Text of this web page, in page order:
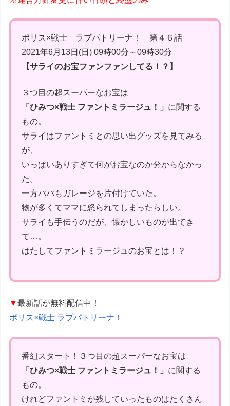
ポリス×戦士 ラブパトリーナ！ 第４６話
2021年6月13日(日) 09時00分～09時30分
【サライのお宝ファンファンしてる！？】
３つ目の超スーパーなお宝は
「ひみつ×戦士 ファントミラージュ！」 に関する
もの。
サライはファントミとの思い出グッズを見てみる
が、
いっぱいありすぎて何がお宝なのか分からなかっ
た。
一方パパもガレージを片付けていた。
物が多くてママに怒られてしまったらしい。
サライも手伝うのだが、懐かしいものが出てき
て…。
はたしてファントミラージュのお宝とは！？
▼最新話が無料配信中！
ポリス×戦士 ラブパトリーナ！
番組スタート！３つ目の超スーパーなお宝は
「ひみつ×戦士 ファントミラージュ！」 に関する
もの。
けれどファントミが残していったものはたくさん